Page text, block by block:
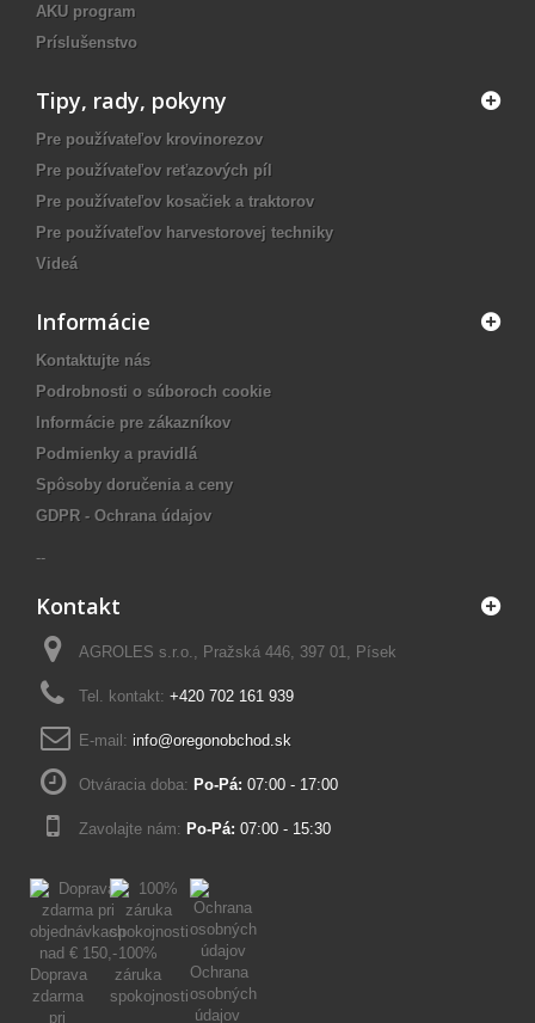
AKU program
Príslušenstvo
Tipy, rady, pokyny
Pre používateľov krovinorezov
Pre používateľov reťazových píl
Pre používateľov kosačiek a traktorov
Pre používateľov harvestorovej techniky
Videá
Informácie
Kontaktujte nás
Podrobnosti o súboroch cookie
Informácie pre zákazníkov
Podmienky a pravidlá
Spôsoby doručenia a ceny
GDPR - Ochrana údajov
--
Kontakt
AGROLES s.r.o., Pražská 446, 397 01, Písek
Tel. kontakt: +420 702 161 939
E-mail: info@oregonobchod.sk
Otváracia doba: Po-Pá: 07:00 - 17:00
Zavolajte nám: Po-Pá: 07:00 - 15:30
Doprava
zdarma
pri
100%
záruka
spokojnosti
Ochrana
osobných
údajov